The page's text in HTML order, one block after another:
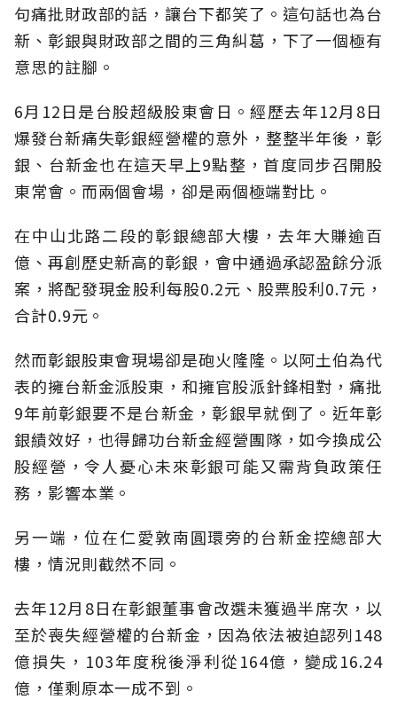
句痛批財政部的話，讓台下都笑了。這句話也為台
新、彰銀與財政部之間的三角糾葛，下了一個極有
意思的註腳。
6月12日是台股超級股東會日。經歷去年12月8日
爆發台新痛失彰銀經營權的意外，整整半年後，彰
銀、台新金也在這天早上9點整，首度同步召開股
東常會。而兩個會場，卻是兩個極端對比。
在中山北路二段的彰銀總部大樓，去年大賺逾百
億、再創歷史新高的彰銀，會中通過承認盈餘分派
案，將配發現金股利每股0.2元、股票股利0.7元，
合計0.9元。
然而彰銀股東會現場卻是砲火隆隆。以阿土伯為代
表的擁台新金派股東，和擁官股派針鋒相對，痛批
9年前彰銀要不是台新金，彰銀早就倒了。近年彰
銀績效好，也得歸功台新金經營團隊，如今換成公
股經營，令人憂心未來彰銀可能又需背負政策任
務，影響本業。
另一端，位在仁愛敦南圓環旁的台新金控總部大
樓，情況則截然不同。
去年12月8日在彰銀董事會改選未獲過半席次，以
至於喪失經營權的台新金，因為依法被迫認列148
億損失，103年度稅後淨利從164億，變成16.24
億，僅剩原本一成不到。